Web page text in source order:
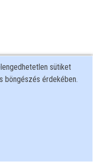
sütiket
böngészés érdekében.